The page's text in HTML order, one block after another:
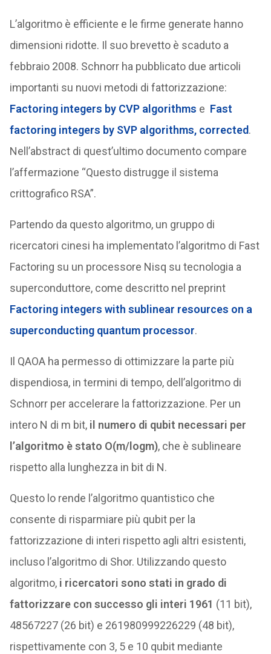
L’algoritmo è efficiente e le firme generate hanno
dimensioni ridotte. Il suo brevetto è scaduto a
febbraio 2008. Schnorr ha pubblicato due articoli
importanti su nuovi metodi di fattorizzazione:
Factoring integers by CVP algorithms e Fast
factoring integers by SVP algorithms, corrected.
Nell’abstract di quest’ultimo documento compare
l’affermazione “Questo distrugge il sistema
crittografico RSA”.
Partendo da questo algoritmo, un gruppo di
ricercatori cinesi ha implementato l’algoritmo di Fast
Factoring su un processore Nisq su tecnologia a
superconduttore, come descritto nel preprint
Factoring integers with sublinear resources on a
superconducting quantum processor.
Il QAOA ha permesso di ottimizzare la parte più
dispendiosa, in termini di tempo, dell’algoritmo di
Schnorr per accelerare la fattorizzazione. Per un
intero N di m bit, il numero di qubit necessari per
l’algoritmo è stato O(m/logm), che è sublineare
rispetto alla lunghezza in bit di N.
Questo lo rende l’algoritmo quantistico che
consente di risparmiare più qubit per la
fattorizzazione di interi rispetto agli altri esistenti,
incluso l’algoritmo di Shor. Utilizzando questo
algoritmo, i ricercatori sono stati in grado di
fattorizzare con successo gli interi 1961 (11 bit),
48567227 (26 bit) e 261980999226229 (48 bit),
rispettivamente con 3, 5 e 10 qubit mediante